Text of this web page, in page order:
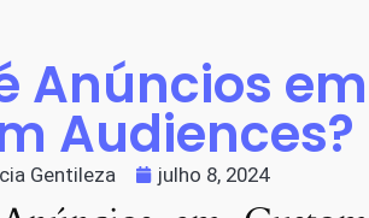
Anúncios em
Audiences?
Gentileza julho 8, 2024